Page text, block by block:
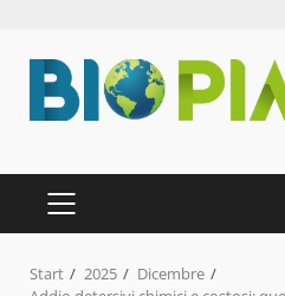
Inhalt
springen
PRIMÄRES
MENÜ
Start 2025
Dicembre